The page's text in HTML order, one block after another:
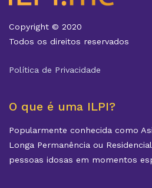
Copyright © 2020
Todos os direitos reservados
Política de Privacidade
O que é uma ILPI?
Popularmente conhecida como
Longa Permanência ou
pessoas idosas em momentos